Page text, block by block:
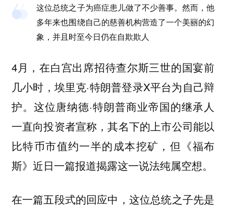
这位总统之子为癌症患儿做了不少善事。然而，他
多年来也围绕自己的慈善机构营造了一个美丽的幻
象，并且时至今日仍在自欺欺人
4月，在白宫出席招待查尔斯三世的国宴前
几小时，埃里克·特朗普登录X平台为自己辩
护。这位唐纳德·特朗普商业帝国的继承人
一直向投资者宣称，其名下的上市公司能以
比特币市值约一半的成本挖矿，但《福布
斯》近日一篇报道揭露这一说法纯属空想。
在一篇五段式的回应中，这位总统之子先是